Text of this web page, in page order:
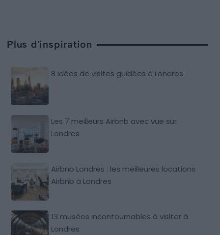
Plus d'inspiration
8 idées de visites guidées à Londres
Les 7 meilleurs Airbnb avec vue sur
Londres
Airbnb Londres : les meilleures locations
Airbnb à Londres
13 musées incontournables à visiter à
Londres